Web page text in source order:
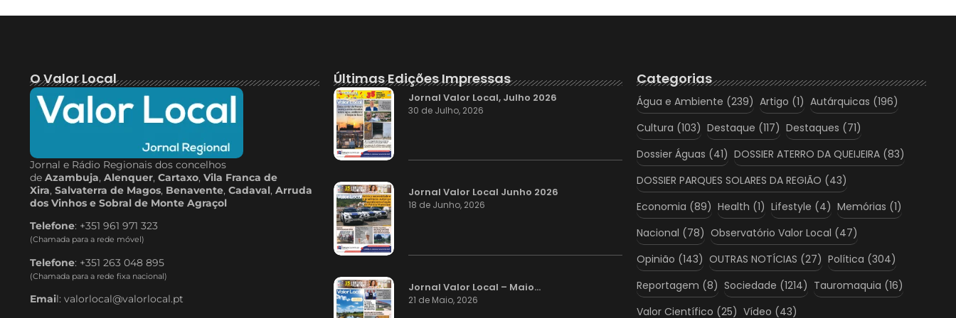
O Valor Local
Jornal e Rádio Regionais dos concelhos
de Azambuja, Alenquer, Cartaxo, Vila Franca de
Xira, Salvaterra de Magos, Benavente, Cadaval, Arruda
dos Vinhos e Sobral de Monte Agraçol
Telefone: +351 961 971 323
(Chamada para a rede móvel)
Telefone: +351 263 048 895
(Chamada para a rede fixa nacional)
Email: valorlocal@valorlocal.pt
Últimas Edições Impressas
Jornal Valor Local, Julho 2026
30 de Julho, 2026
Jornal Valor Local Junho 2026
18 de Junho, 2026
Jornal Valor Local – Maio…
21 de Maio, 2026
Categorias
Água e Ambiente (239) Artigo (1) Autárquicas (196)
Cultura (103) Destaque (117) Destaques (71)
Dossier Águas (41) DOSSIER ATERRO DA QUEIJEIRA (83)
DOSSIER PARQUES SOLARES DA REGIÃO (43)
Economia (89) Health (1) Lifestyle (4) Memórias (1)
Nacional (78) Observatório Valor Local (47)
Opinião (143) OUTRAS NOTÍCIAS (27) Política (304)
Reportagem (8) Sociedade (1214) Tauromaquia (16)
Valor Científico (25) Vídeo (43)